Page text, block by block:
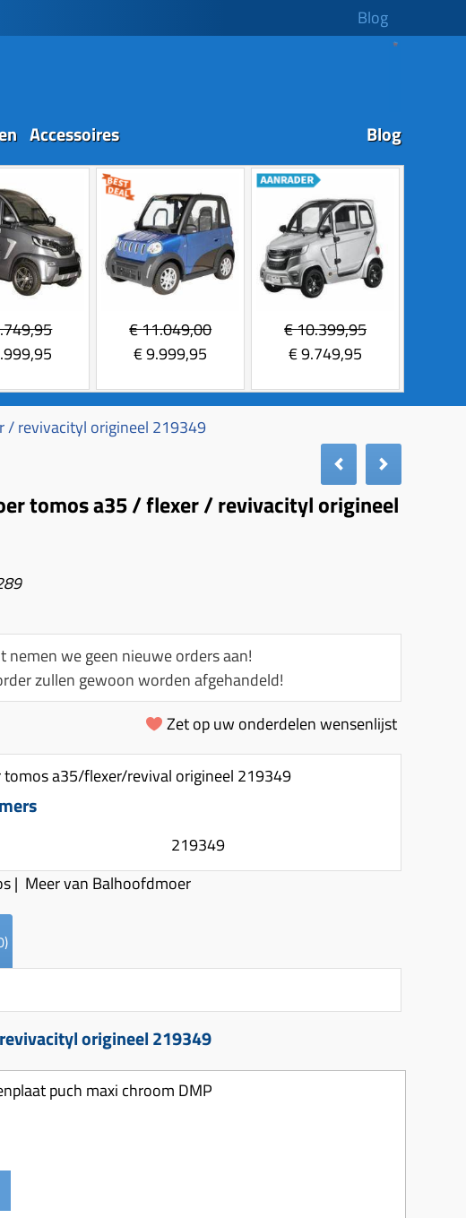
Blog
Accessoires Blog
€11.049,00
€9.999,95
€10.399,95
€9.749,95
/ revivacityl origineel 219349
tomos a35 / flexer / revivacityl origineel
nemen we geen nieuwe orders aan!
zullen gewoon worden afgehandeld!
Zet op uw onderdelen wensenlijst
a35/flexer/revival origineel 219349
219349
| Meer van Balhoofdmoer
origineel 219349
puch maxi chroom DMP